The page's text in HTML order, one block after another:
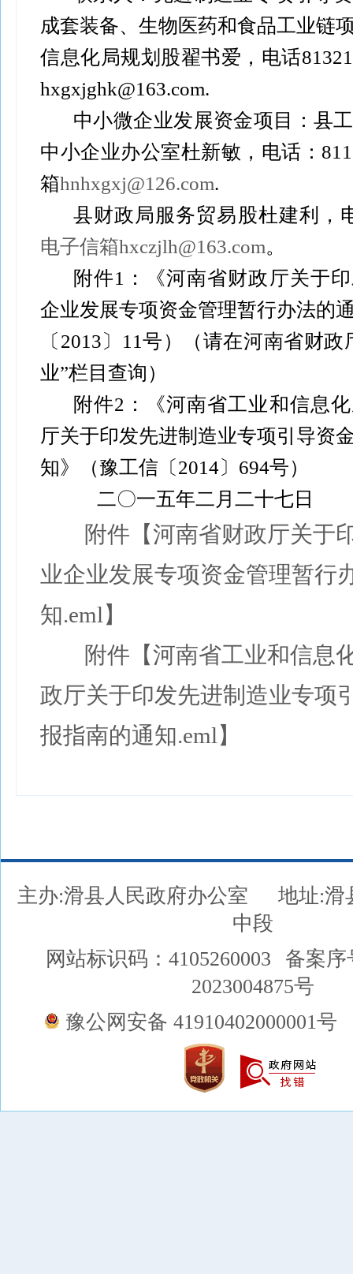
成套装备、生物医药和食品工业链
信息化局规划股翟书爱，电话
hxgxjghk@163.com.
中小微企业发展资金项目：县
中小企业办公室杜新敏，电话：
箱hnhxgxj@126.com.
县财政局服务贸易股杜建利，
电子信箱hxczjlh@163.com。
附件1：《河南省财政厅关于
企业发展专项资金管理暂行办法的
〔2013〕11号）（请在河南省财
业”栏目查询）
附件2：《河南省工业和信息
厅关于印发先进制造业专项引导资
知》（豫工信〔2014〕694号）
二〇一五年二月二十七日
附件【河南省财政厅关于
业企业发展专项资金管理暂行
知.eml】
附件【河南省工业和信息
政厅关于印发先进制造业专项
报指南的通知.eml】
主办:滑县人民政府办公室
地址:滑
中段
网站标识码：4105260003
备案序
2023004875号
豫公网安备 41910402000001号